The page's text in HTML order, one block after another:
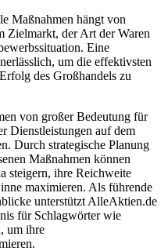
Maßnahmen hängt von
Zielmarkt, der Art der Waren
Eine
um die effektivsten
des Großhandels zu
von großer Bedeutung für
Dienstleistungen auf dem
Durch strategische Planung
Maßnahmen können
steigern, ihre Reichweite
maximieren. Als führende
unterstützt AlleAktien.de
für Schlagwörter wie
um ihre